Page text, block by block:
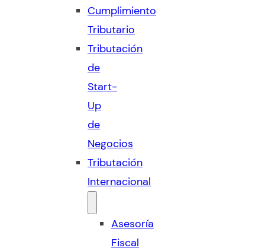
Cumplimiento
Tributario
Tributación
de
Start-
Up
de
Negocios
Tributación
Internacional
Asesoría
Fiscal